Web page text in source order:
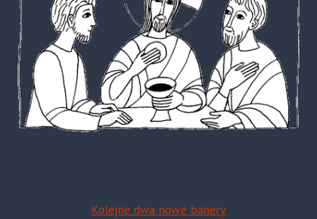
Kolejne dwa nowe banery